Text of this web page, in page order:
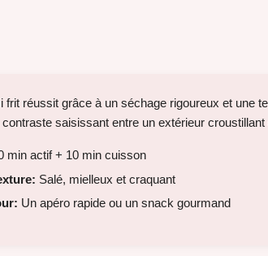
frit réussit grâce à un séchage rigoureux et une
contraste saisissant entre un extérieur
min actif + 10 min cuisson
Salé, mielleux et craquant
Un apéro rapide ou un snack gourmand